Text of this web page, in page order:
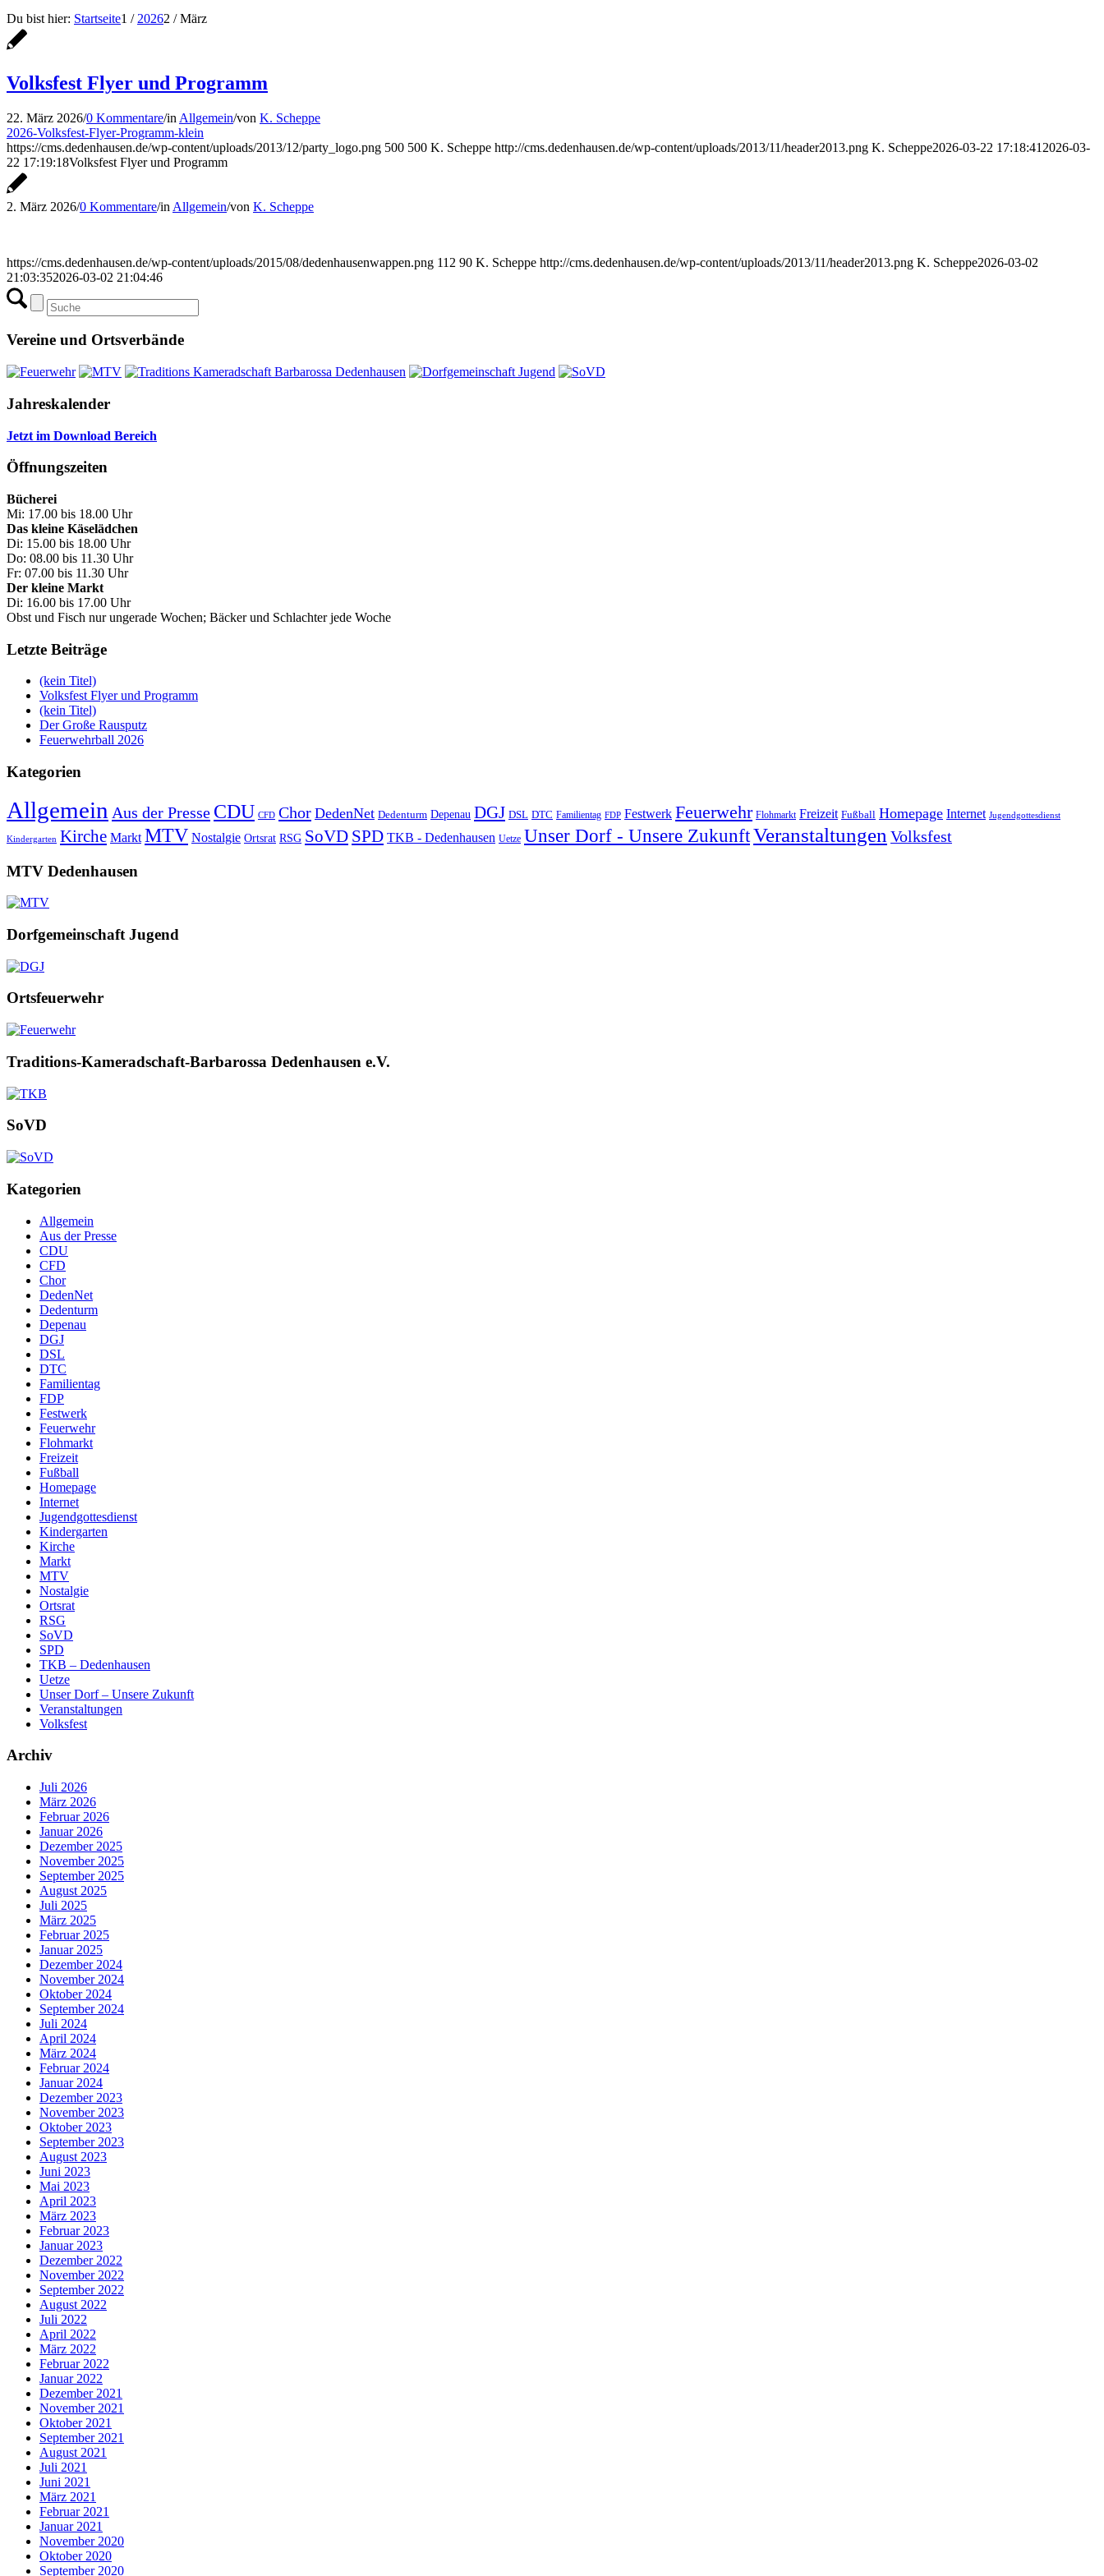
Du bist hier: Startseite1 / 20262 / März
Volksfest Flyer und Programm
22. März 2026/0 Kommentare/in Allgemein/von K. Scheppe
2026-Volksfest-Flyer-Programm-klein
https://cms.dedenhausen.de/wp-content/uploads/2013/12/party_logo.png 500 500 K. Scheppe http://cms.dedenhausen.de/wp-content/uploads/2013/11/header2013.png K. Scheppe2026-03-22 17:18:41 2026-03-
22 17:19:18Volksfest Flyer und Programm
2. März 2026/0 Kommentare/in Allgemein/von K. Scheppe
https://cms.dedenhausen.de/wp-content/uploads/2015/08/dedenhausenwappen.png 112 90 K. Scheppe http://cms.dedenhausen.de/wp-content/uploads/2013/11/header2013.png K. Scheppe2026-03-02
21:03:352026-03-02 21:04:46
Vereine und Ortsverbände
Jahreskalender
Jetzt im Download Bereich
Öffnungszeiten
Bücherei
Mi: 17.00 bis 18.00 Uhr
Das kleine Käselädchen
Di: 15.00 bis 18.00 Uhr
Do: 08.00 bis 11.30 Uhr
Fr: 07.00 bis 11.30 Uhr
Der kleine Markt
Di: 16.00 bis 17.00 Uhr
Obst und Fisch nur ungerade Wochen; Bäcker und Schlachter jede Woche
Letzte Beiträge
(kein Titel)
Volksfest Flyer und Programm
(kein Titel)
Der Große Rausputz
Feuerwehrball 2026
Kategorien
Allgemein Aus der Presse CDU CFD Chor DedenNet Dedenturm Depenau DGJ DSL DTC Familientag FDP Festwerk Feuerwehr Flohmarkt Freizeit Fußball Homepage Internet Jugendgottesdienst
Kindergarten Kirche Markt MTV Nostalgie Ortsrat RSG SoVD SPD TKB - Dedenhausen Uetze Unser Dorf - Unsere ZukunftVeranstaltungen Volksfest
MTV Dedenhausen
Dorfgemeinschaft Jugend
Ortsfeuerwehr
Traditions-Kameradschaft-Barbarossa Dedenhausen e.V.
SoVD
Kategorien
Allgemein
Aus der Presse
CDU
CFD
Chor
DedenNet
Dedenturm
Depenau
DGJ
DSL
DTC
Familientag
FDP
Festwerk
Feuerwehr
Flohmarkt
Freizeit
Fußball
Homepage
Internet
Jugendgottesdienst
Kindergarten
Kirche
Markt
MTV
Nostalgie
Ortsrat
RSG
SoVD
SPD
TKB – Dedenhausen
Uetze
Unser Dorf – Unsere Zukunft
Veranstaltungen
Volksfest
Archiv
Juli 2026
März 2026
Februar 2026
Januar 2026
Dezember 2025
November 2025
September 2025
August 2025
Juli 2025
März 2025
Februar 2025
Januar 2025
Dezember 2024
November 2024
Oktober 2024
September 2024
Juli 2024
April 2024
März 2024
Februar 2024
Januar 2024
Dezember 2023
November 2023
Oktober 2023
September 2023
August 2023
Juni 2023
Mai 2023
April 2023
März 2023
Februar 2023
Januar 2023
Dezember 2022
November 2022
September 2022
August 2022
Juli 2022
April 2022
März 2022
Februar 2022
Januar 2022
Dezember 2021
November 2021
Oktober 2021
September 2021
August 2021
Juli 2021
Juni 2021
März 2021
Februar 2021
Januar 2021
November 2020
Oktober 2020
September 2020